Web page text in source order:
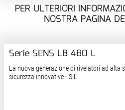
PER ULTERIORI
NOSTRA PAGINA
Serie SENS LB 480 L
La nuova generazione di rivelatori ad alta
sicurezza innovative - SIL